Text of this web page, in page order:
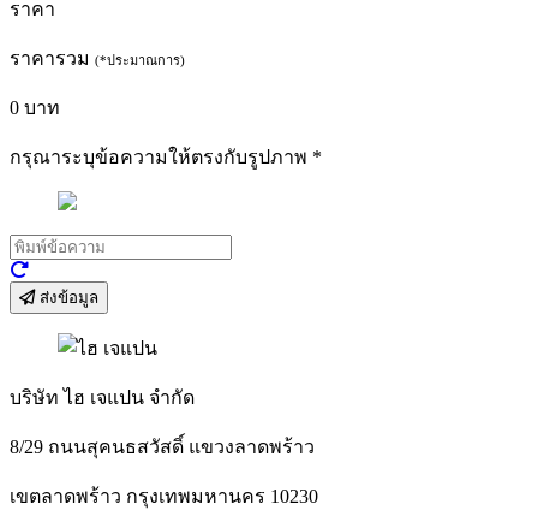
ราคา
ราคารวม (*ประมาณการ)
0 บาท
กรุณาระบุข้อความให้ตรงกับรูปภาพ *
ส่งข้อมูล
บริษัท ไฮ เจแปน จำกัด
8/29 ถนนสุคนธสวัสดิ์ แขวงลาดพร้าว
เขตลาดพร้าว กรุงเทพมหานคร 10230